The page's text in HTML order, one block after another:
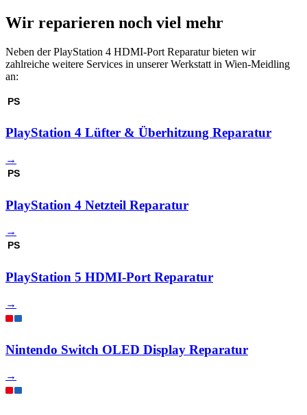
Wir reparieren noch viel mehr
Neben der PlayStation 4 HDMI-Port Reparatur bieten wir
zahlreiche weitere Services in unserer Werkstatt in Wien-Meidling
an:
PS
PlayStation 4 Lüfter & Überhitzung Reparatur
→
PS
PlayStation 4 Netzteil Reparatur
→
PS
PlayStation 5 HDMI-Port Reparatur
→
Nintendo Switch OLED Display Reparatur
→